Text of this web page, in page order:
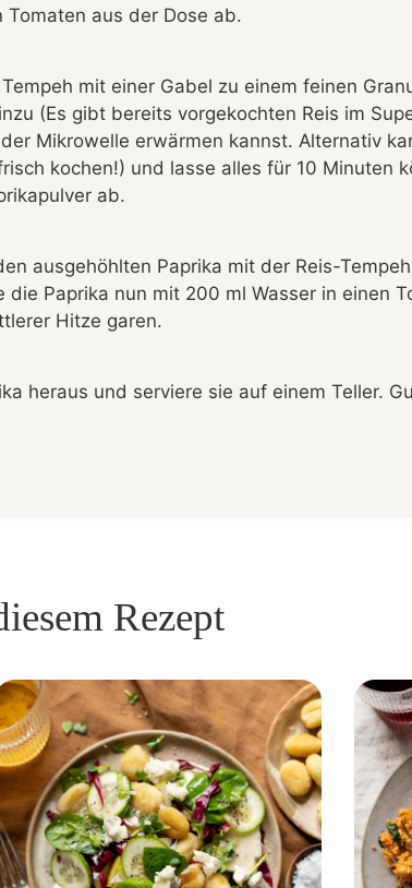
Tomaten aus der Dose ab.
mit einer Gabel zu einem feinen
(Es gibt bereits vorgekochten Reis im
Mikrowelle erwärmen kannst. Alternativ
kochen!) und lasse alles für 10 Minuten
ab.
ausgehöhlten Paprika mit der Reis-
die Paprika nun mit 200 ml Wasser in einen
Hitze garen.
heraus und serviere sie auf einem Teller.
Rezept